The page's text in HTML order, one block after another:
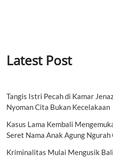
Latest Post
Tangis Istri Pecah di Kamar
Nyoman Cita Bukan Kecelakaan
Kasus Lama Kembali
Seret Nama Anak Agung Ngurah
Kriminalitas Mulai Mengusik